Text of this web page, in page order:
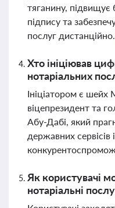
тяганину,
підпису та
послуг дистанційно.
Хто ініціював
нотаріальних
Ініціатором є шейх
віцепрезидент та
Абу-Дабі, який
державних сервісів
Як користувачі
нотаріальні